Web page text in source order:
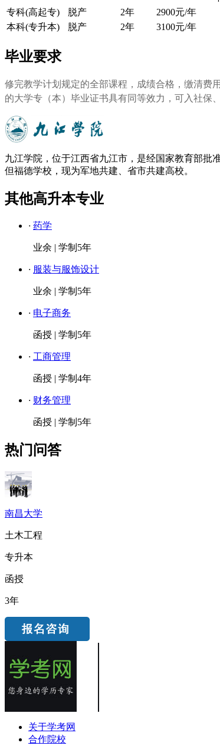
专科(高起专)
脱产 2年
2900元/年
本科(专升本)
脱产 2年 3100元/年
毕业要求
修完教学计划规定的全部课程，成绩合格，缴清费
的大学专（本）毕业证书具有同等效力，可入社保
九江学院，位于江西省九江市，是经国家教育部批
但福德学校，现为军地共建、省市共建高校。
其他高升本专业
· 药学
业余 | 学制5年
· 服装与服饰设计
业余 | 学制5年
· 电子商务
函授 | 学制5年
· 工商管理
函授 | 学制4年
· 财务管理
函授 | 学制5年
热门问答
南昌大学
土木工程
专升本
函授
3年
关于学考网
合作院校